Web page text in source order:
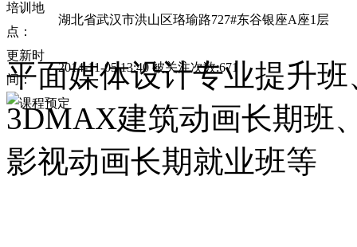
培训地
点：
湖北省武汉市洪山区珞瑜路727#东谷银座A座1层
更新时
间：
2014-11-05 13:40 被关注次数:671
平面媒体设计专业提升
3DMAX建筑动画长期班
影视动画长期就业班等